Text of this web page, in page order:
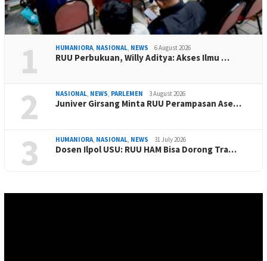
1 HUMANIORA, NASIONAL, NEWS 6 August 2026
RUU Perbukuan, Willy Aditya: Akses Ilmu …
2 NASIONAL, NEWS, PARLEMEN 3 August 2026
Juniver Girsang Minta RUU Perampasan Ase…
3 HUMANIORA, NASIONAL, NEWS 31 July 2026
Dosen Ilpol USU: RUU HAM Bisa Dorong Tra…